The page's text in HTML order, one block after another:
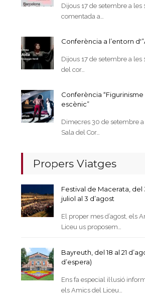
Dijous 17 de setembre a les
comentada a…
Conferència a l’entorn
Dijous 17 de setembre a les
del cor…
Conferència “Figurinisme
escènic”
Dimecres 30 de setembre a
Sala del Cor…
Propers Viatges
Festival de Macerata, del
juliol al 3 d’agost
El proper mes d’agost, els
Liceu us proposem…
Bayreuth, del 18 al 21
d’espera)
Ens fa especial il·lusió
els Amics del Liceu…